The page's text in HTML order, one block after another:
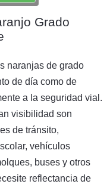
Grado
naranjas de grado
de día como de
a la seguridad vial.
visibilidad son
de tránsito,
vehículos
buses y otros
reflectancia de